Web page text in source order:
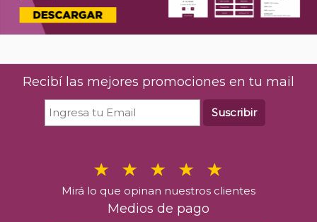
Recibí las mejores promociones en tu mail
Suscribir
Mirá lo que opinan nuestros clientes
Medios de pago